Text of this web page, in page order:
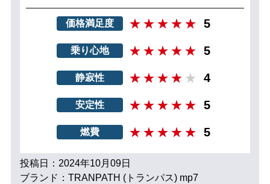
価格満足度 5
乗り心地 5
静寂性 4
安定性 5
燃費 5
投稿日：2024年10月09日
ブランド：TRANPATH (トランパス) mp7